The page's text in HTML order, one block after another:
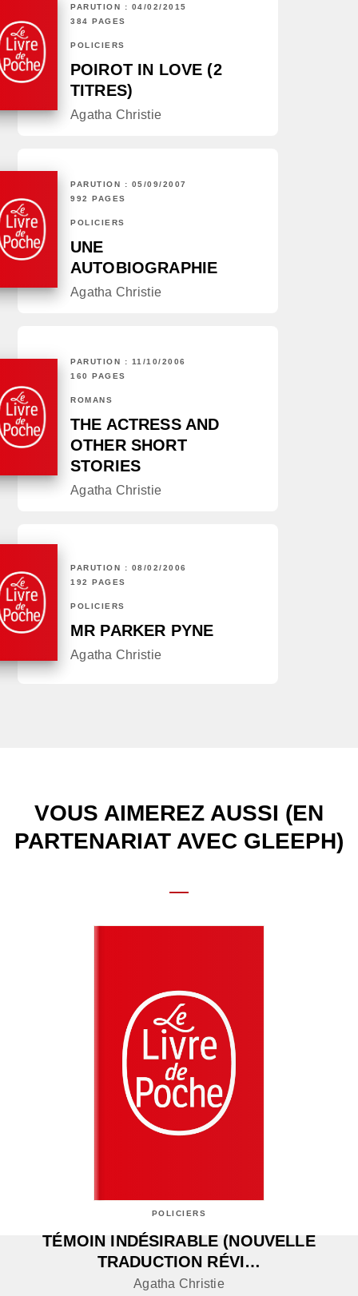
PARUTION : 04/02/2015
384 PAGES
POLICIERS
POIROT IN LOVE (2
TITRES)
Agatha Christie
PARUTION : 05/09/2007
992 PAGES
POLICIERS
UNE
AUTOBIOGRAPHIE
Agatha Christie
PARUTION : 11/10/2006
160 PAGES
ROMANS
THE ACTRESS AND
OTHER SHORT
STORIES
Agatha Christie
PARUTION : 08/02/2006
192 PAGES
POLICIERS
MR PARKER PYNE
Agatha Christie
VOUS AIMEREZ AUSSI (EN
PARTENARIAT AVEC GLEEPH)
POLICIERS
TÉMOIN INDÉSIRABLE (NOUVELLE
TRADUCTION RÉVI…
Agatha Christie